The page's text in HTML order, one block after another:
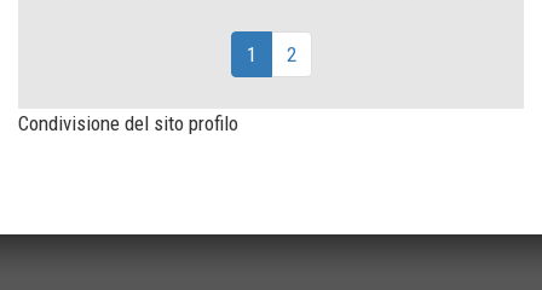
1 2
Condivisione del sito profilo